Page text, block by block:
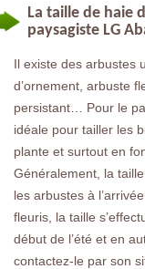
La taille de haie
paysagiste LG
Il existe des arbustes
d’ornement, arbuste
persistant… Pour le
idéale pour tailler les
plante et surtout en
Généralement, la
les arbustes à
fleuris, la taille
début de l’été et en
contactez-le par son